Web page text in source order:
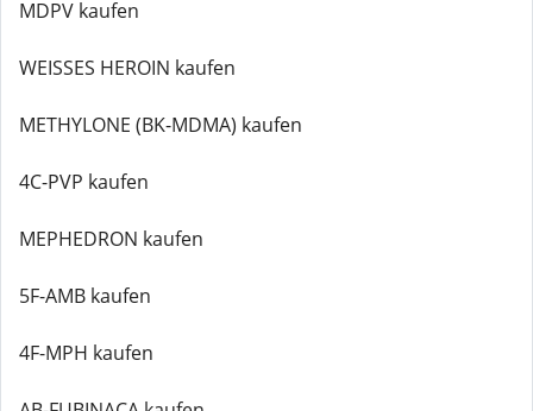
MDPV kaufen
WEISSES HEROIN kaufen
METHYLONE (BK-MDMA) kaufen
4C-PVP kaufen
MEPHEDRON kaufen
5F-AMB kaufen
4F-MPH kaufen